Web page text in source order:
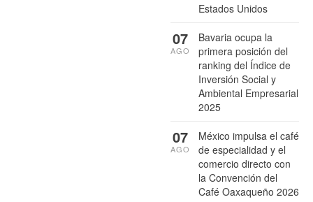
Estados Unidos
Bavaria ocupa la
primera posición del
ranking del Índice de
Inversión Social y
Ambiental Empresarial
2025
07
AGO
México impulsa el café
de especialidad y el
comercio directo con
la Convención del
Café Oaxaqueño 2026
07
AGO